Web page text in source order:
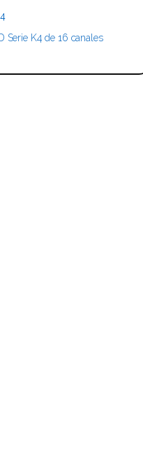
Serie K4 de 16 canales